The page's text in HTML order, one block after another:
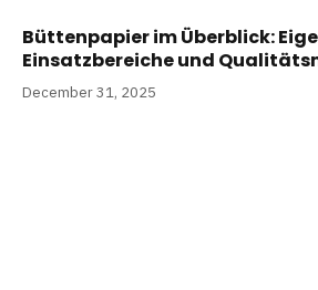
Büttenpapier im Überblick:
Einsatzbereiche und
December 31, 2025